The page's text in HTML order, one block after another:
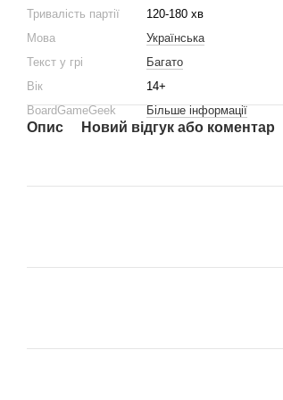
Тривалiсть партiї
120-180 хв
Мова
Українська
Текст у грi
Багато
Вiк
14+
BoardGameGeek
Більше інформації
Опис Новий відгук або коментар